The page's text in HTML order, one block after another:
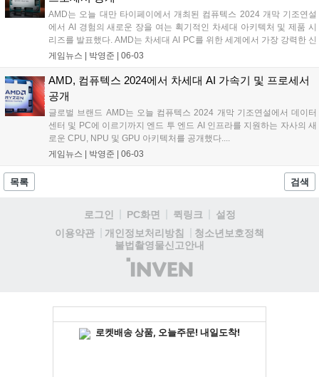
AMD는 오늘 대만 타이페이에서 개최된 컴퓨텍스 2024 개막 기조연설
에서 AI 경험의 새로운 장을 여는 획기적인 차세대 아키텍처 및 제품 시
리즈를 발표했다. AMD는 차세대 AI PC를 위한 세계에서 가장 강력한 신
경망 처리 장치(NPU)를 탑재한 새로운 AMD 라이젠(Ryzen™) AI 300
게임뉴스 | 박영준 06-03
AMD, 컴퓨텍스 2024에서 차세대 AI 가속기 및 프로세서
공개
글로벌 브랜드 AMD는 오늘 컴퓨텍스 2024 개막 기조연설에서 데이터
센터 및 PC에 이르기까지 엔드 투 엔드 AI 인프라를 지원하는 자사의 새
로운 CPU, NPU 및 GPU 아키텍처를 공개했다....
게임뉴스 | 박영준 06-03
목록 검색
로그인 PC화면 퀵링크
설정
이용약관
개인정보처리방침
청소년보호정책
불법촬영물신고안내
(주)
인